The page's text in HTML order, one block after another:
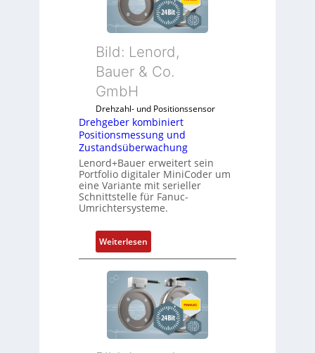
Bild: Lenord,
Bauer & Co.
GmbH
Drehzahl- und Positionssensor
Drehgeber kombiniert
Positionsmessung und
Zustandsüberwachung
Lenord+Bauer erweitert sein
Portfolio digitaler MiniCoder um
eine Variante mit serieller
Schnittstelle für Fanuc-
Umrichtersysteme.
Weiterlesen:
D
r
e
h
g
e